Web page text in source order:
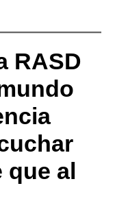
RASD
que al